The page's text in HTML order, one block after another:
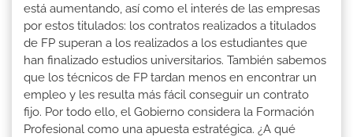
está aumentando, así como el interés de las empresas
por estos titulados: los contratos realizados a titulados
de FP superan a los realizados a los estudiantes que
han finalizado estudios universitarios. También sabemos
que los técnicos de FP tardan menos en encontrar un
empleo y les resulta más fácil conseguir un contrato
fijo. Por todo ello, el Gobierno considera la Formación
Profesional como una apuesta estratégica. ¿A qué